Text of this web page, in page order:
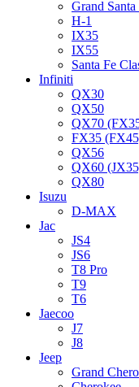
Grand Santa
H-1
IX35
IX55
Santa Fe
Infiniti
QX30
QX50
QX70
FX35
QX56
QX60
QX80
Isuzu
D-MAX
Jac
JS4
JS6
T8 Pro
T9
T6
Jaecoo
J7
J8
Jeep
Grand